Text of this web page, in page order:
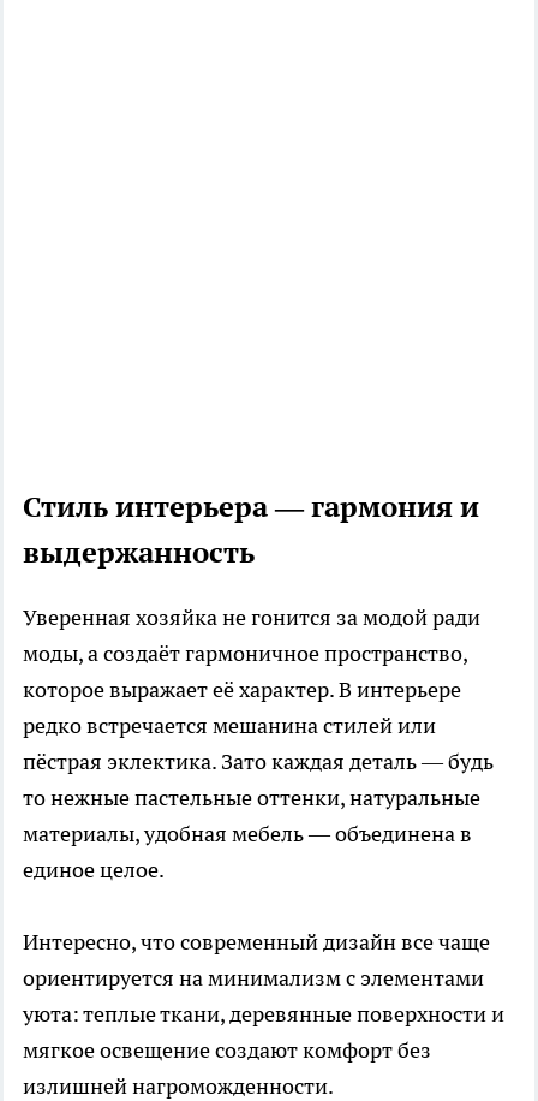
Стиль интерьера — гармония и
выдержанность
Уверенная хозяйка не гонится за модой ради
моды, а создаёт гармоничное пространство,
которое выражает её характер. В интерьере
редко встречается мешанина стилей или
пёстрая эклектика. Зато каждая деталь — будь
то нежные пастельные оттенки, натуральные
материалы, удобная мебель — объединена в
единое целое.
Интересно, что современный дизайн все чаще
ориентируется на минимализм с элементами
уюта: теплые ткани, деревянные поверхности и
мягкое освещение создают комфорт без
излишней нагроможденности.